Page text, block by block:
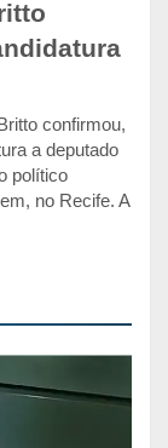
confirmou,
a deputado
político
no Recife. A